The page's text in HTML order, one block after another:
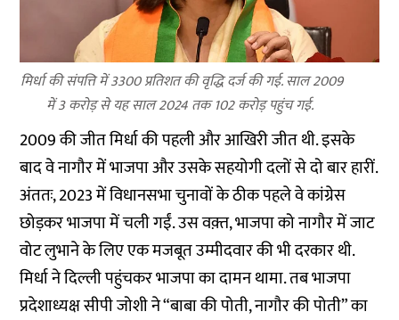
मिर्धा की संपत्ति में 3300 प्रतिशत की वृद्धि दर्ज की गई. साल 2009
में 3 करोड़ से यह साल 2024 तक 102 करोड़ पहुंच गई.
2009 की जीत मिर्धा की पहली और आखिरी जीत थी. इसके
बाद वे नागौर में भाजपा और उसके सहयोगी दलों से दो बार हारीं.
अंततः, 2023 में विधानसभा चुनावों के ठीक पहले वे कांग्रेस
छोड़कर भाजपा में चली गईं. उस वक़्त, भाजपा को नागौर में जाट
वोट लुभाने के लिए एक मजबूत उम्मीदवार की भी दरकार थी.
मिर्धा ने दिल्ली पहुंचकर भाजपा का दामन थामा. तब भाजपा
प्रदेशाध्यक्ष सीपी जोशी ने “बाबा की पोती, नागौर की पोती” का